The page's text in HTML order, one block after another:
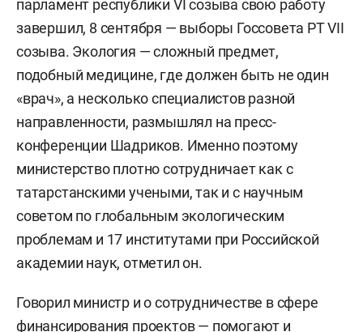
парламент республики VI созыва свою работу
завершил, 8 сентября — выборы Госсовета РТ VII
созыва. Экология — сложный предмет,
подобный медицине, где должен быть не один
«врач», а несколько специалистов разной
направленности, размышлял на пресс-
конференции Шадриков. Именно поэтому
министерство плотно сотрудничает как с
татарстанскими учеными, так и с научным
советом по глобальным экологическим
проблемам и 17 институтами при Российской
академии наук, отметил он.
Говорил министр и о сотрудничестве в сфере
финансирования проектов — помогают и